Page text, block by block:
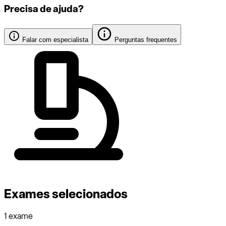
Precisa de ajuda?
Falar com especialista Perguntas frequentes
Exames selecionados
1 exame